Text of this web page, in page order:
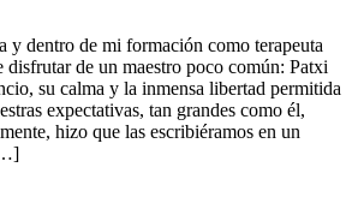
y dentro de mi formación como terapeuta
disfrutar de un maestro poco común: Patxi
su calma y la inmensa libertad permitida
expectativas, tan grandes como él,
hizo que las escribiéramos en un